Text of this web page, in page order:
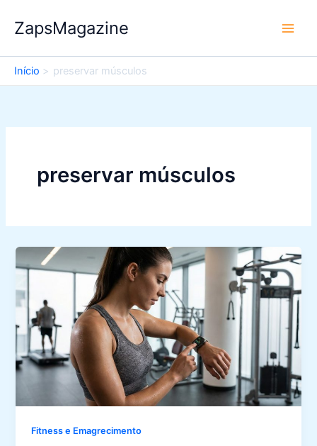
para
conteúdo
ZapsMagazine
Início preservar músculos
preservar músculos
Fitness e Emagrecimento